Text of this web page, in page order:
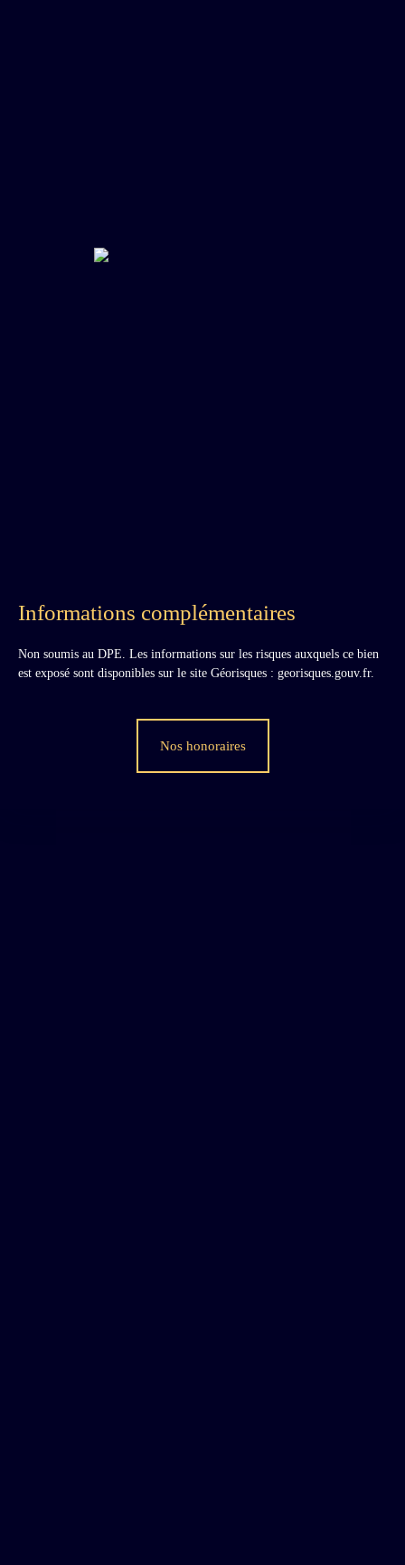
Informations complémentaires
Non soumis au DPE. Les informations sur les risques auxquels ce bien
est exposé sont disponibles sur le site Géorisques : georisques.gouv.fr.
Nos honoraires